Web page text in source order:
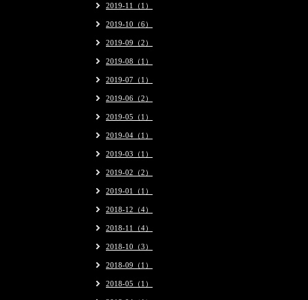
2019-11（1）
2019-10（6）
2019-09（2）
2019-08（1）
2019-07（1）
2019-06（2）
2019-05（1）
2019-04（1）
2019-03（1）
2019-02（2）
2019-01（1）
2018-12（4）
2018-11（4）
2018-10（3）
2018-09（1）
2018-05（1）